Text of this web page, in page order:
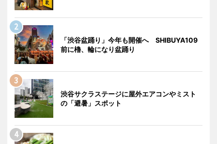
「渋谷盆踊り」今年も開催へ SHIBUYA109
前に櫓、輪になり盆踊り
渋谷サクラステージに屋外エアコンやミスト
の「避暑」スポット